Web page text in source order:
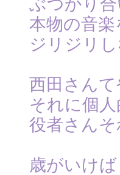
ぶつかり
本物の音
ジリジリし
西田さん
それに個
役者さん
歳がいけば